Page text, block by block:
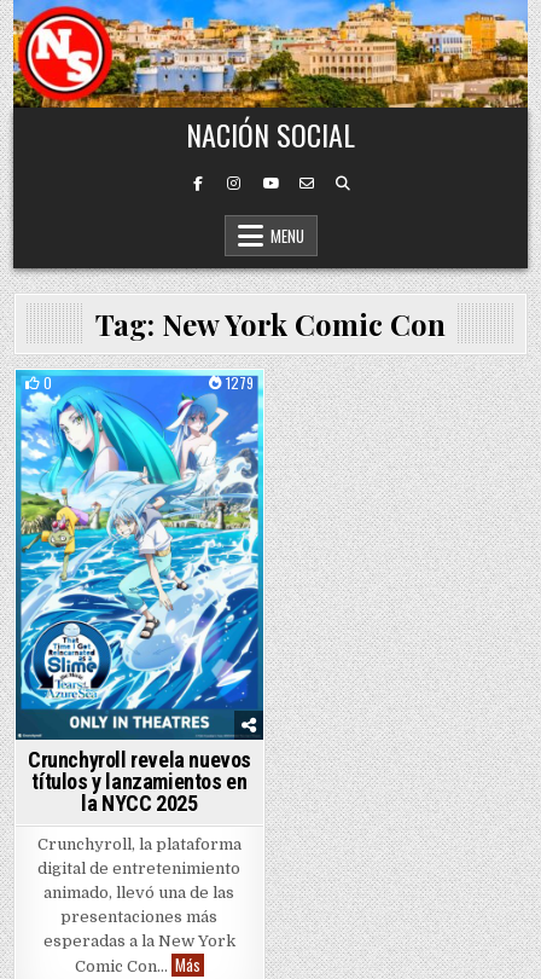
Skip to content
NACIÓN SOCIAL
MENU
Tag: New York Comic Con
0 1279
Posted in
Crunchyroll revela nuevos
títulos y lanzamientos en
la NYCC 2025
Crunchyroll, la plataforma
digital de entretenimiento
animado, llevó una de las
presentaciones más
esperadas a la New York
Comic Con… MásCrunchyroll revela nuevos títulos y lanzamientos en la